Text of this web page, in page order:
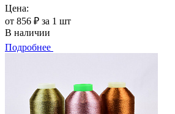
Цена:
от 856 ₽ за 1 шт
В наличии
Подробнее